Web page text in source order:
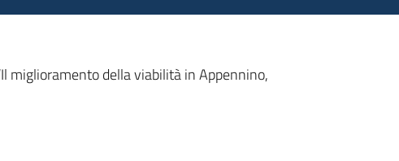
miglioramento della viabilità in Appennino,